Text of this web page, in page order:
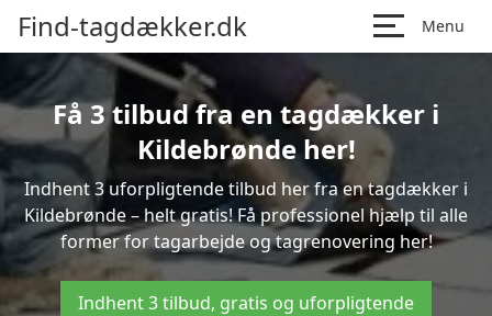
Find-tagdækker.dk Menu
Få 3 tilbud fra en tagdækker i
Kildebrønde her!
Indhent 3 uforpligtende tilbud her fra en tagdækker i
Kildebrønde – helt gratis! Få professionel hjælp til alle
former for tagarbejde og tagrenovering her!
Indhent 3 tilbud, gratis og uforpligtende